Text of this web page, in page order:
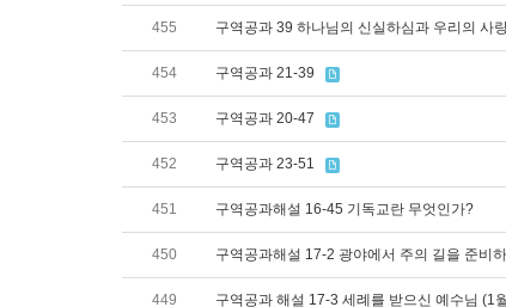
455 구역공과 39 하나님의 신실하심과 우리의 사
454 구역공과 21-39
453 구역공과 20-47
452 구역공과 23-51
451 구역공과해설 16-45 기독교란 무엇인가?
450 구역공과해설 17-2 광야에서 주의 길을 준
449 구역공과 해설 17-3 세례를 받으신 예수님 (1